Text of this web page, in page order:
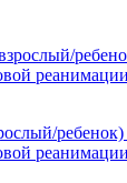
ребенок)